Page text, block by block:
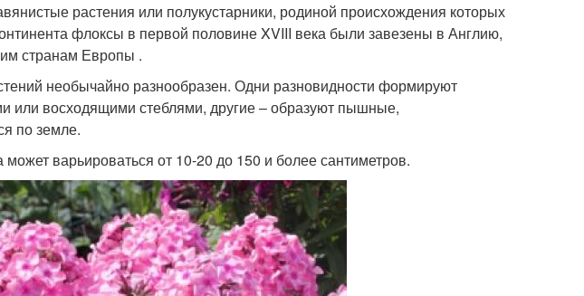
растения или полукустарники, родиной происхождения которых
флоксы в первой половине XVIII века были завезены в Англию,
странам Европы .
необычайно разнообразен. Одни разновидности формируют
или восходящими стеблями, другие – образуют пышные,
по земле.
варьироваться от 10-20 до 150 и более сантиметров.